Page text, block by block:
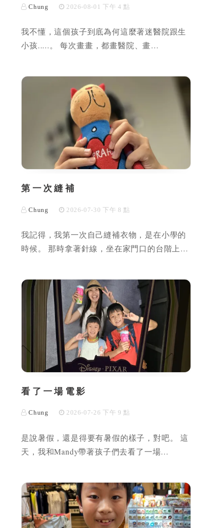
Chung 2026-08-01 下午 4 點
我不懂，這個孩子到底為何這麼著迷醫院跟生
小孩.....。 每次畫畫，都畫醫院、畫…
第一次縫補
Chung 2026-07-30 下午 8 點
我記得，我第一次自己縫補衣物，是在小學的
時候。 那時拿著針線，坐在家門口的台階上…
看了一場電影
Chung 2026-07-26 下午 9 點
是說暑假，還是得要有暑假的樣子，對吧。 這
天，我和Mandy帶著孩子們去看了一場…